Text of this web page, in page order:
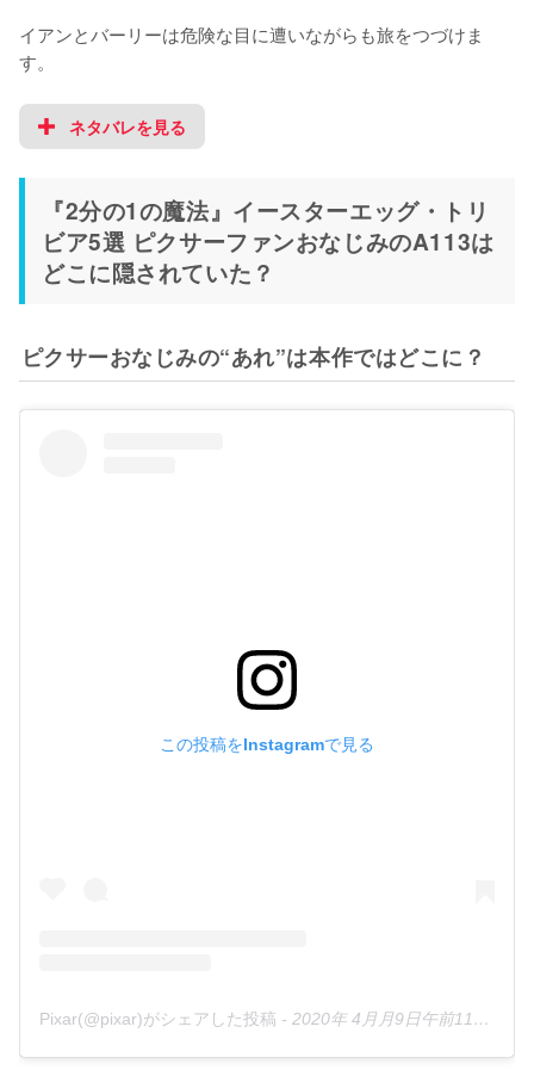
イアンとバーリーは危険な目に遭いながらも旅をつづけま
す。
ネタバレを見る
『2分の1の魔法』イースターエッグ・トリ
ビア5選 ピクサーファンおなじみのA113は
どこに隠されていた？
ピクサーおなじみの“あれ”は本作ではどこに？
この投稿をInstagramで見る
Pixar(@pixar)がシェアした投稿 - 2020年 4月月9日午前11時00分PDT